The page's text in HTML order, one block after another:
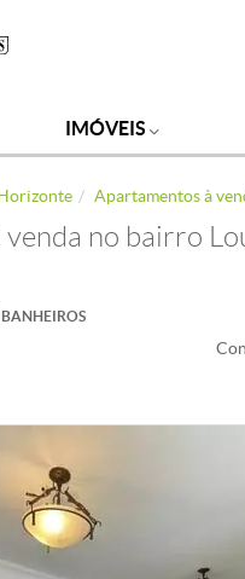
IMÓVEIS
Apartamentos à
no bairro
BANHEIROS